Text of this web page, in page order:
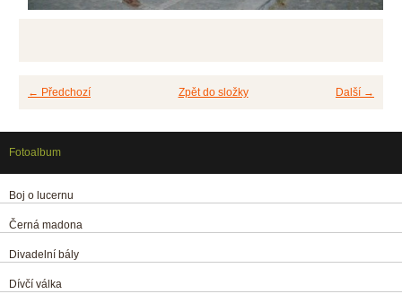
← Předchozí Další →
Zpět do složky
Fotoalbum
Boj o lucernu
Černá madona
Divadelní bály
Dívčí válka